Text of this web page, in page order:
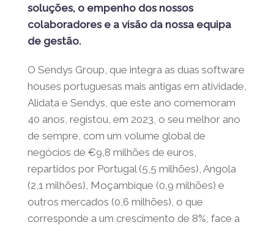
soluções, o empenho dos nossos
colaboradores e a visão da nossa equipa
de gestão.
O Sendys Group, que integra as duas software
houses portuguesas mais antigas em atividade,
Alidata e Sendys, que este ano comemoram
40 anos, registou, em 2023, o seu melhor ano
de sempre, com um volume global de
negócios de €9,8 milhões de euros,
repartidos por Portugal (5,5 milhões), Angola
(2,1 milhões), Moçambique (0,9 milhões) e
outros mercados (0,6 milhões), o que
corresponde a um crescimento de 8%, face a